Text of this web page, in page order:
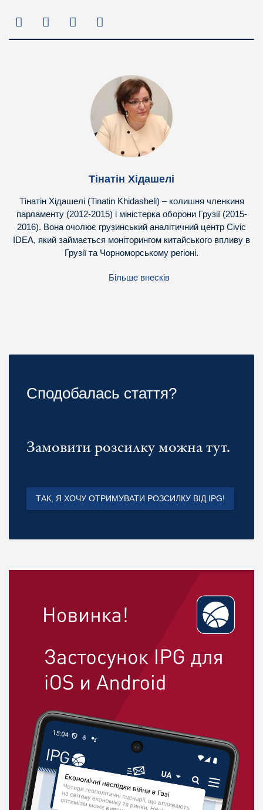
Тінатін Хідашелі
Тінатін Хідашелі (Tinatin Khidasheli) – колишня членкиня
парламенту (2012-2015) і міністерка оборони Грузії (2015-
2016). Вона очолює грузинський аналітичний центр Civic
IDEA, який займається моніторингом китайського впливу в
Грузії та Чорноморському регіоні.
Більше внесків
Сподобалась стаття?
Замовити розсилку можна тут.
ТАК, Я ХОЧУ ОТРИМУВАТИ РОЗСИЛКУ ВІД IPG!